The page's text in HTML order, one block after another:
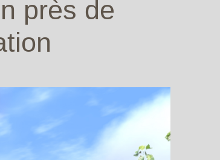
près de